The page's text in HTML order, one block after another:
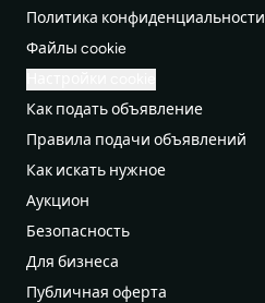
Политика конфиденциальности
Файлы cookie
Как подать объявление
Правила подачи объявлений
Как искать нужное
Аукцион
Безопасность
Для бизнеса
Публичная оферта